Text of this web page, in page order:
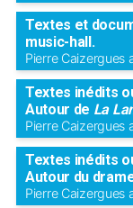
Textes et
music-hall.
Pierre Caizergues
Textes inédits
Autour de La
Pierre Caizergues
Textes inédits
Autour du
Pierre Caizergues